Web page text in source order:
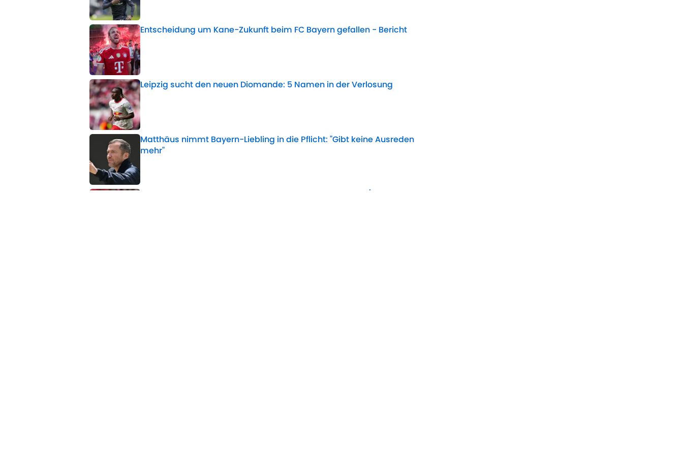
Entscheidung um Kane-Zukunft beim FC Bayern gefallen - Bericht
Published by on Invalid Date
Leipzig sucht den neuen Diomande: 5 Namen in der Verlosung
Published by on Invalid Date
Matthäus nimmt Bayern-Liebling in die Pflicht: "Gibt keine Ausreden
mehr"
Bundesliga-Trikots: Alle neuen Shirts für die Saison 2026/27